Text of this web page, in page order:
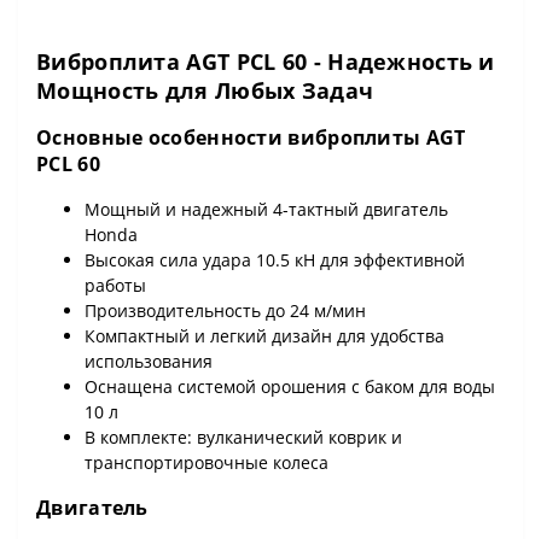
Виброплита AGT PCL 60 - Надежность и
Мощность для Любых Задач
Основные особенности виброплиты AGT
PCL 60
Мощный и надежный 4-тактный двигатель
Honda
Высокая сила удара 10.5 кН для эффективной
работы
Производительность до 24 м/мин
Компактный и легкий дизайн для удобства
использования
Оснащена системой орошения с баком для воды
10 л
В комплекте: вулканический коврик и
транспортировочные колеса
Двигатель